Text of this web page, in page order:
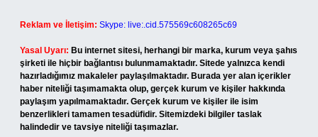
Reklam ve İletişim: Skype: live:.cid.575569c608265c69
Yasal Uyarı: Bu internet sitesi, herhangi bir marka, kurum veya şahıs
şirketi ile hiçbir bağlantısı bulunmamaktadır. Sitede yalnızca kendi
hazırladığımız makaleler paylaşılmaktadır. Burada yer alan içerikler
haber niteliği taşımamakta olup, gerçek kurum ve kişiler hakkında
paylaşım yapılmamaktadır. Gerçek kurum ve kişiler ile isim
benzerlikleri tamamen tesadüfidir. Sitemizdeki bilgiler taslak
halindedir ve tavsiye niteliği taşımazlar.